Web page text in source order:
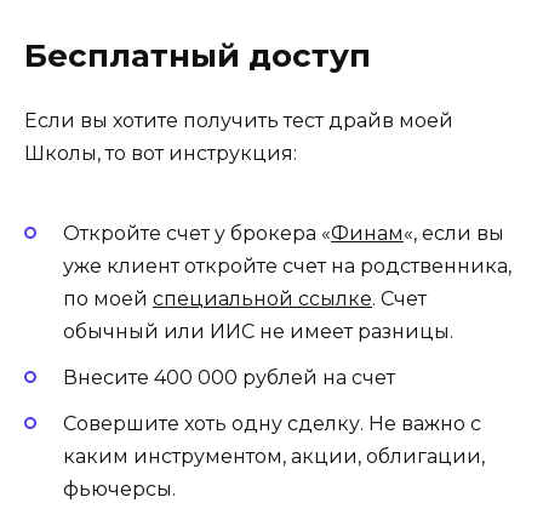
Бесплатный доступ
Если вы хотите получить тест драйв моей
Школы, то вот инструкция:
Откройте счет у брокера «Финам«, если вы
уже клиент откройте счет на родственника,
по моей специальной ссылке. Счет
обычный или ИИС не имеет разницы.
Внесите 400 000 рублей на счет
Совершите хоть одну сделку. Не важно с
каким инструментом, акции, облигации,
фьючерсы.